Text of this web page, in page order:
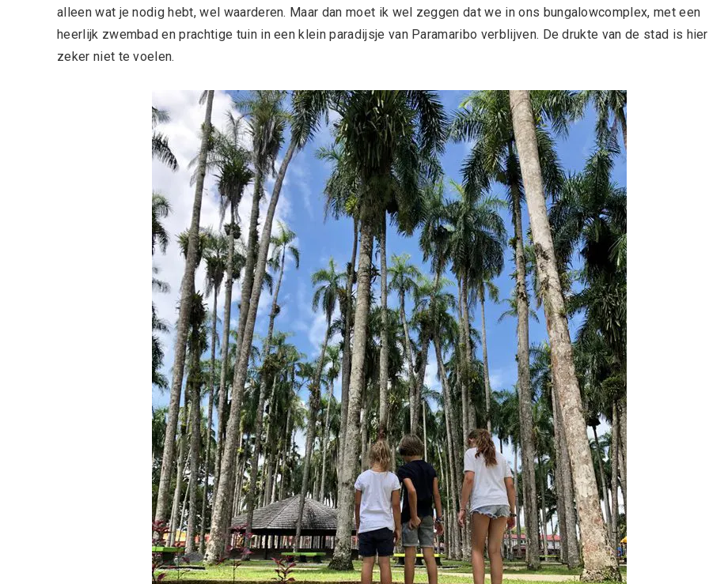
alleen wat je nodig hebt, wel waarderen. Maar dan moet ik wel zeggen dat we in ons bungalowcomplex, met een
heerlijk zwembad en prachtige tuin in een klein paradijsje van Paramaribo verblijven. De drukte van de stad is hier
zeker niet te voelen.